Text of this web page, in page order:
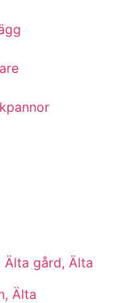
gård, Älta
Älta